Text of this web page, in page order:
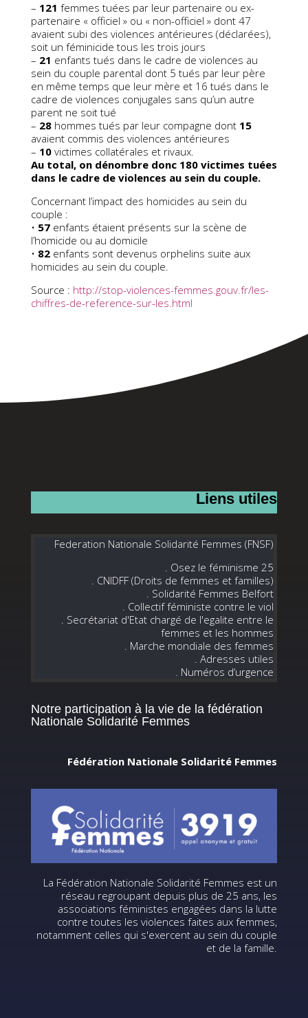
– 121 femmes tuées par leur partenaire ou ex-
partenaire « officiel » ou « non-officiel » dont 47
avaient subi des violences antérieures (déclarées),
soit un féminicide tous les trois jours
– 21 enfants tués dans le cadre de violences au
sein du couple parental dont 5 tués par leur père
en même temps que leur mère et 16 tués dans le
cadre de violences conjugales sans qu’un autre
parent ne soit tué
– 28hommes tués par leur compagne dont 15
avaient commis des violences antérieures
– 10victimes collatérales et rivaux.
Au total, on dénombre donc 180 victimes tuées
dans le cadre de violences au sein du couple.
Concernant l’impact des homicides au sein du
couple :
• 57enfants étaient présents sur la scène de
l’homicide ou au domicile
• 82enfants sont devenus orphelins suite aux
homicides au sein du couple.
Source : http://stop-violences-femmes.gouv.fr/les-
chiffres-de-reference-sur-les.html
Liens utiles
Federation Nationale Solidarité Femmes (FNSF)
. Osez le féminisme 25
. CNIDFF (Droits de femmes et familles)
. Solidarité Femmes Belfort
. Collectif féministe contre le viol
. Secrétariat d'Etat chargé de l'egalite entre le
femmes et les hommes
. Marche mondiale des femmes
. Adresses utiles
. Numéros d’urgence
Notre participation à la vie de la fédération
Nationale Solidarité Femmes
Fédération Nationale Solidarité Femmes
La Fédération Nationale Solidarité Femmes est un
réseau regroupant depuis plus de 25 ans, les
associations féministes engagées dans la lutte
contre toutes les violences faites aux femmes,
notamment celles qui s'exercent au sein du couple
et de la famille.